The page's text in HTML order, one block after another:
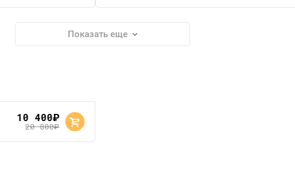
Показать еще
10 400руб.
20 800руб.